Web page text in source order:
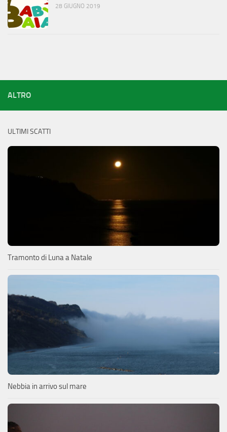
28 GIUGNO 2019
ALTRO
ULTIMI SCATTI
Tramonto di Luna a Natale
Nebbia in arrivo sul mare